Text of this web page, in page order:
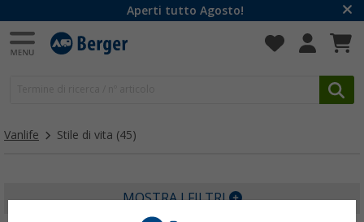
Aperti tutto Agosto!
Vanlife Stile di vita (45)
MOSTRA I FILTRI